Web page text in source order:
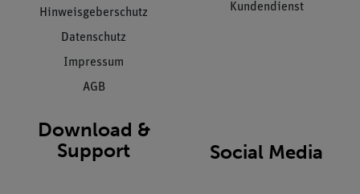
Hinweisgeberschutz
Datenschutz
Impressum
AGB
Kundendienst
Download &
Support
Social Media